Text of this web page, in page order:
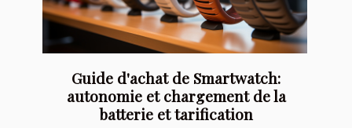
Guide d'achat de Smartwatch:
autonomie et chargement de la
batterie et tarification